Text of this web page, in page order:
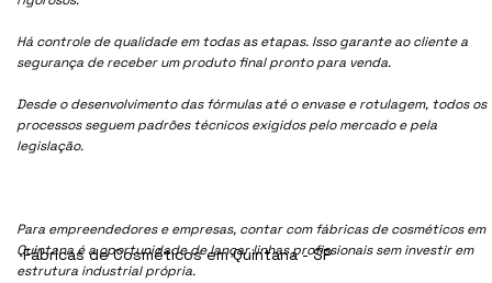
Há controle de qualidade em todas as etapas. Isso garante ao cliente a
segurança de receber um produto final pronto para venda.
Desde o desenvolvimento das fórmulas até o envase e rotulagem, todos os
processos seguem padrões técnicos exigidos pelo mercado e pela
legislação.
Para empreendedores e empresas, contar com fábricas de cosméticos em
Quintana é a oportunidade de lançar linhas profissionais sem investir em
estrutura industrial própria.
Fábricas de Cosméticos em Quintana - SP